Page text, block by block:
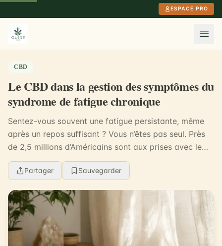
ESPACE PRO
CBD
Le CBD dans la gestion des symptômes du
syndrome de fatigue chronique
Sentez-vous souvent une fatigue persistante, même
après un repos suffisant ? Vous n’êtes pas seul. Près
de 2,5 millions d’Américains sont aux prises avec le
syndrome de fatigue chronique (SFC), une ma...
Partager Sauvegarder